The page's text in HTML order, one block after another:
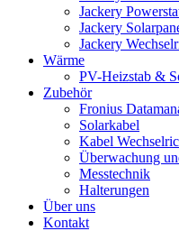
Jackery
Jackery
Jackery
Wärme
PV-Heizstab &
Zubehör
Fronius
Solarkabel
Kabel
Überwachung
Messtechnik
Halterungen
Über uns
Kontakt